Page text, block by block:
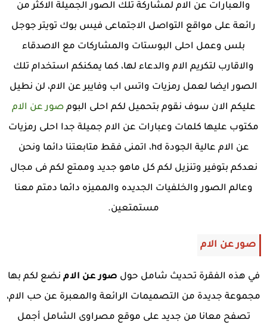
والعبارات عن الام لمشاركة تلك الصور الجميلة الاكثر من
رائعة على مواقع التواصل الاجتماعى فيس بوك تويتر جوجل
بلس وعمل احلى البوستات والمشاركات مع الاصدقاء
والاقارب لتكريم الام والدعاء لها، كما يمكنكم استخدام تلك
الصور ايضا لعمل رمزيات واتس اب وفايبر عن الام، لن نطيل
عليكم الان سوف نقوم بتحميل لكم احلى البومصور عن الام
مكتوب عليها كلمات وعبارات عن الام جميلة جدا احلى رمزيات
عن الام عالية الجودة hd، اتمنى فقط متابعتنا دائما ونحن
نعدكم بتوفير وتنزيل لكم كل ماهو جديد وممتع لكم فى مجال
وعالم الصور والخلفيات الجديده والمميزه دائما دمتم معنا
مستمتعين.
صور عن الام
في هذه الفقرة تحديث شامل حول صور عن الام نضع لكم بها
مجموعة جديدة من التصميمات الرائعة والمعبرة عن حب الام،
تصفح معانا من جديد على موقع مصراوى الشامل أجمل